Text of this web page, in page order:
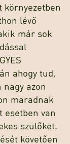
környezetben
lévő
már sok
ahogy tud,
nagy azon
maradnak
esetben van
szülőket.
követően